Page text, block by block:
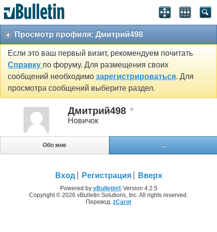
Просмотр профиля: Дмитрий498
Если это ваш первый визит, рекомендуем почитать
Справку по форуму. Для размещения своих
сообщений необходимо зарегистрироваться. Для
просмотра сообщений выберите раздел.
Дмитрий498
Новичок
Обо мне ...
Вход Регистрация Вверх
Powered by vBulletin®Version 4.2.5
Copyright © 2026 vBulletin Solutions, Inc. All rights reserved.
Перевод: zCarot